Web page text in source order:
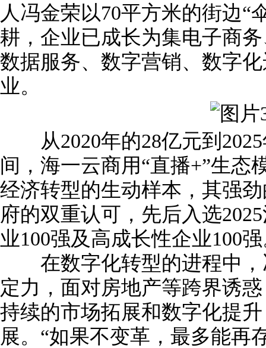
人冯金荣以70平方米的街边“
耕，企业已成长为集电子商
数据服务、数字营销、数字
业。
从2020年的28亿元到2025
间，海一云商用“直播+”生态
经济转型的生动样本，其强
府的双重认可，先后入选
业100强及高成长性企业100
在数字化转型的进程中，
定力，面对房地产等跨界诱
持续的市场拓展和数字化提
展。“如果不变革，最多能再